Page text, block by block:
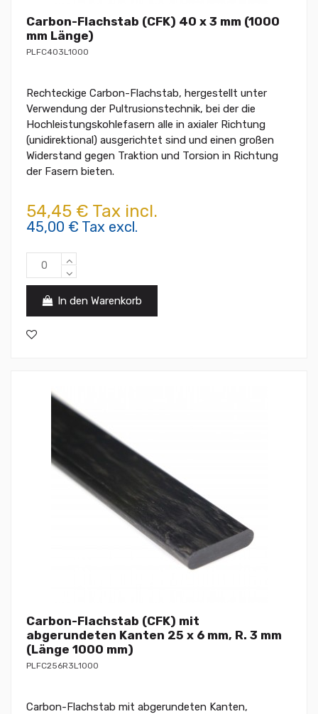
Carbon-Flachstab (CFK) 40 x 3 mm (1000
mm Länge)
PLFC403L1000
Rechteckige Carbon-Flachstab, hergestellt unter
Verwendung der Pultrusionstechnik, bei der die
Hochleistungskohlefasern alle in axialer Richtung
(unidirektional) ausgerichtet sind und einen großen
Widerstand gegen Traktion und Torsion in Richtung
der Fasern bieten.
54,45 € Tax incl.
45,00 € Tax excl.
In den Warenkorb
Carbon-Flachstab (CFK) mit
abgerundeten Kanten 25 x 6 mm, R. 3 mm
(Länge 1000 mm)
PLFC256R3L1000
Carbon-Flachstab mit abgerundeten Kanten,